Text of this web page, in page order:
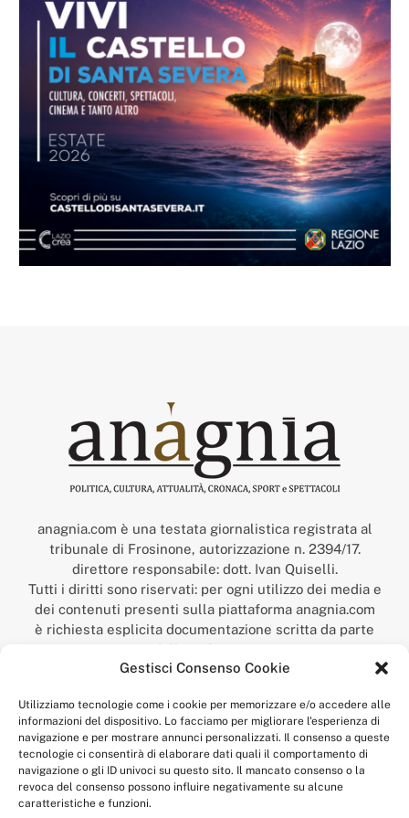
Gestisci Consenso Cookie
Utilizziamo tecnologie come i cookie per memorizzare e/o accedere alle
informazioni del dispositivo. Lo facciamo per migliorare l'esperienza di
navigazione e per mostrare annunci personalizzati. Il consenso a queste
tecnologie ci consentirà di elaborare dati quali il comportamento di
navigazione o gli ID univoci su questo sito. Il mancato consenso o la
revoca del consenso possono influire negativamente su alcune
caratteristiche e funzioni.
anagnia.com è una testata giornalistica registrata al
tribunale di Frosinone, autorizzazione n. 2394/17.
direttore responsabile: dott. Ivan Quiselli.
Tutti i diritti sono riservati: per ogni utilizzo dei media e
dei contenuti presenti sulla piattaforma anagnia.com
è richiesta esplicita documentazione scritta da parte
della redazione.
“Anagnia” è un marchio registrato presso l’Ufficio Italiano
Economico,
num. registrazione: 302017000014044 del 9 febbraio 2017.
Per contatti:redazione@anagnia.com